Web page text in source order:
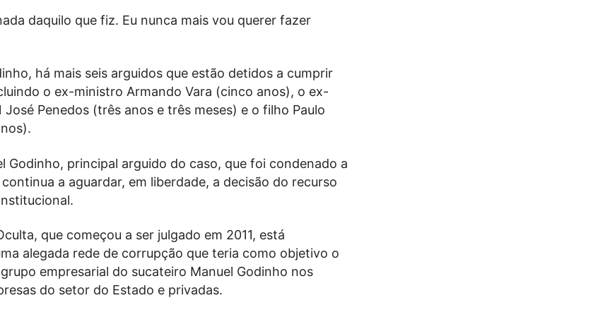
daquilo que fiz. Eu nunca mais vou querer fazer
há mais seis arguidos que estão detidos a cumprir
o ex-ministro Armando Vara (cinco anos), o ex-
José Penedos (três anos e três meses) e o filho Paulo
Godinho, principal arguido do caso, que foi condenado a
a aguardar, em liberdade, a decisão do recurso
que começou a ser julgado em 2011, está
alegada rede de corrupção que teria como objetivo o
empresarial do sucateiro Manuel Godinho nos
do setor do Estado e privadas.